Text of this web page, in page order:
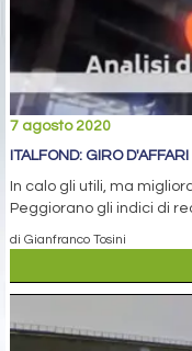
7 agosto 2020
ITALFOND: GIRO
In calo gli utili, ma
Peggiorano gli indici di
di Gianfranco Tosini